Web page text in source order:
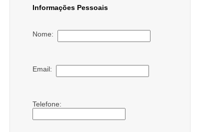
Informações Pessoais
Nome:
Email:
Telefone: